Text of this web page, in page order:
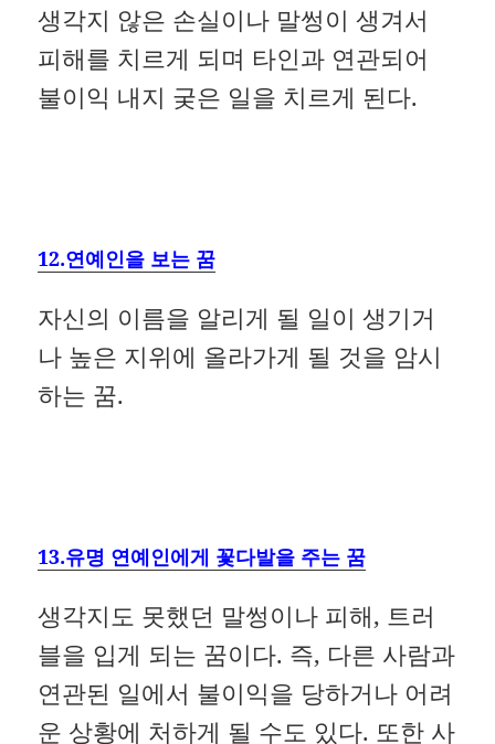
생각지 않은 손실이나 말썽이 생겨서
피해를 치르게 되며 타인과 연관되어
불이익 내지 궂은 일을 치르게 된다.
12.연예인을 보는 꿈
자신의 이름을 알리게 될 일이 생기거
나 높은 지위에 올라가게 될 것을 암시
하는 꿈.
13.유명 연예인에게 꽃다발을 주는 꿈
생각지도 못했던 말썽이나 피해, 트러
블을 입게 되는 꿈이다. 즉, 다른 사람과
연관된 일에서 불이익을 당하거나 어려
운 상황에 처하게 될 수도 있다. 또한 사